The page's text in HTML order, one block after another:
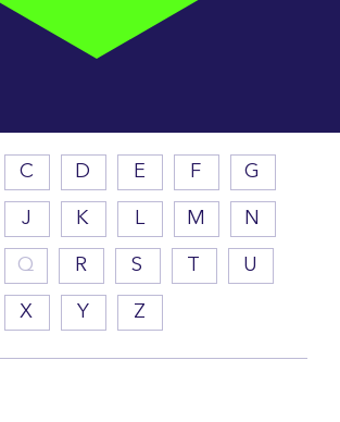
C D E F G
J K L M N
Q R S U
X Y Z